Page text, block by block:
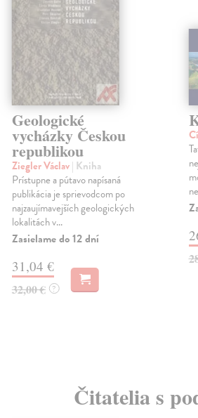
Geologické
vycházky Českou
republikou
Ziegler Václav| Kniha
Prístupne a pútavo napísaná
publikácia je sprievodcom po
najzaujímavejších geologických
lokalitách v...
Zasielame do 12 dní
31,04 €
32,00 € ?
Čitatelia s